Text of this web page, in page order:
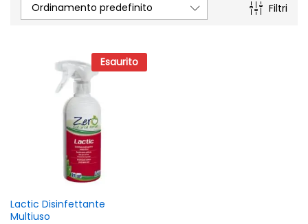
Filtri
Ordinamento predefinito
Esaurito
Lactic Disinfettante
Multiuso